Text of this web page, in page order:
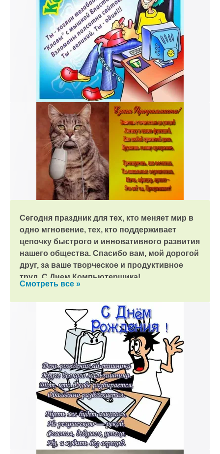
Сегодня праздник для тех, кто меняет мир в
одно мгновение, тех, кто поддерживает
цепочку быстрого и инновативного развития
нашего общества. Спасибо вам, мой дорогой
друг, за ваше творческое и продуктивное
труд. С Днем Компьютерщика!
Смотреть все »